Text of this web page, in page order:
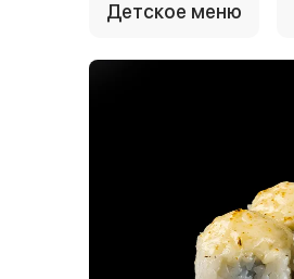
Детское меню